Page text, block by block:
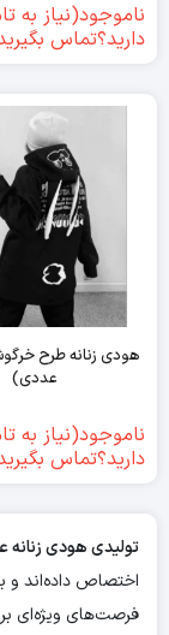
ناموجود(نیاز به
دارید؟تماس
عددی)
ناموجود(نیاز به
دارید؟تماس
تولیدی هودی زنانه
اختصاص داده‌اند و
فرصت‌های ویژه‌ای